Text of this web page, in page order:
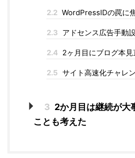
2.2 WordPressIDの罠に
2.3 アドセンス広告手動
2.4 2ヶ月目にブログ本見
2.5 サイト高速化チャレ
3 2か月目は継続が大
ことも考えた